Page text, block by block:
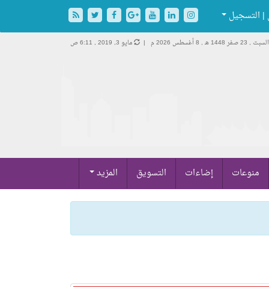
التسجيل
السبت , 23 صفر 1448 هـ , 8 أغسطس 2026 م | مايو 3, 2019 , 6:11 ص
منوعات إضاءات التسويق المزيد